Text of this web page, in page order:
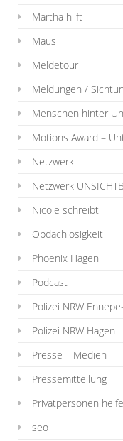
Martha hilft
Maus
Meldetour
Meldungen /
Menschen hinter
Motions Award –
Netzwerk
Netzwerk
Nicole schreibt
Obdachlosigkeit
Phoenix Hagen
Podcast
Polizei NRW
Polizei NRW Hagen
Presse – Medien
Pressemitteilung
Privatpersonen
seo